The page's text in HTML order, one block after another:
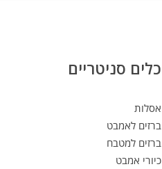
כלים סניטריים
אסלות
ברזים לאמבט
ברזים למטבח
כיורי אמבט